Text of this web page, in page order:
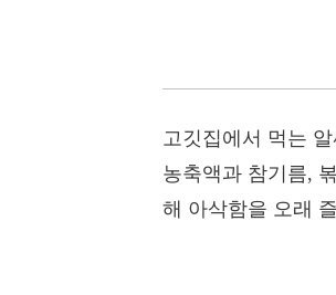
고깃집에서 먹는
농축액과 참기름,
해 아삭함을 오래